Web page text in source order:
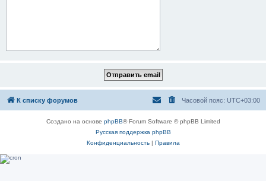
К списку форумов Часовой пояс: UTC+03:00
Создано на основе phpBB® Forum Software © phpBB Limited
Русская поддержка phpBB
Конфиденциальность| Правила